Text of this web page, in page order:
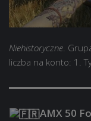
Niehistoryczne.
liczba na konto: 1.
AMX 50